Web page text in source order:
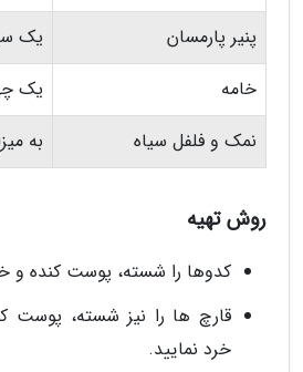
پنیر پارمسان
یک
خامه
یک
نمک و فلفل سیاه
به
روش تهیه
کدوها را شسته، پوست کنده و
قارچ ها را نیز شسته،
خرد نمایید.